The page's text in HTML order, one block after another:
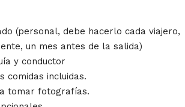
(personal, debe hacerlo cada viajero,
un mes antes de la salida)
y conductor
comidas incluidas.
tomar fotografías.